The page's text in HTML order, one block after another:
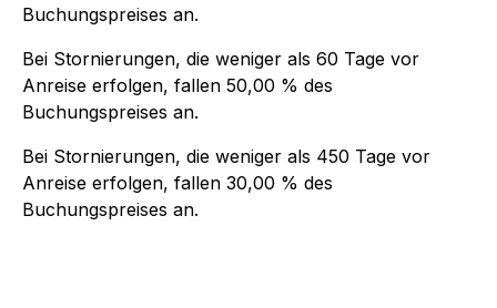
Buchungspreises an.
Bei Stornierungen, die weniger als 60 Tage vor
Anreise erfolgen, fallen 50,00 % des
Buchungspreises an.
Bei Stornierungen, die weniger als 450 Tage vor
Anreise erfolgen, fallen 30,00 % des
Buchungspreises an.